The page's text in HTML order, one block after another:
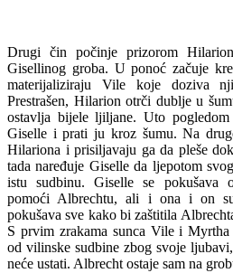
Drugi čin počinje prizorom
Gisellinog groba. U ponoć začuje
materijaliziraju Vile koje doziva
Prestrašen, Hilarion otrči dublje u
ostavlja bijele ljiljane. Uto
Giselle i prati ju kroz šumu. Na
Hilariona i prisiljavaju ga da pleše
tada naređuje Giselle da ljepotom
istu sudbinu. Giselle se pokušava
pomoći Albrechtu, ali i ona i on
pokušava sve kako bi zaštitila
S prvim zrakama sunca Vile i Myrtha
od vilinske sudbine zbog svoje
neće ustati. Albrecht ostaje sam na